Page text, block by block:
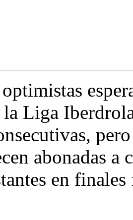
la Liga
abonadas
en finales